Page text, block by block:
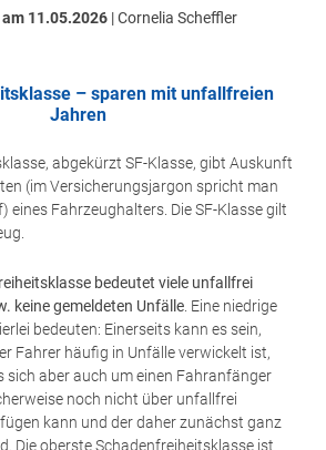
11.05.2026 | Cornelia Scheffler
– sparen mit unfallfreien
Jahren
abgekürzt SF-Klasse, gibt Auskunft
(im Versicherungsjargon spricht man
eines Fahrzeughalters. Die SF-Klasse gilt
bedeutet viele unfallfrei
keine gemeldeten Unfälle. Eine niedrige
bedeuten: Einerseits kann es sein,
Fahrer häufig in Unfälle verwickelt ist,
sich aber auch um einen Fahranfänger
noch nicht über unfallfrei
kann und der daher zunächst ganz
Die oberste Schadenfreiheitsklasse ist